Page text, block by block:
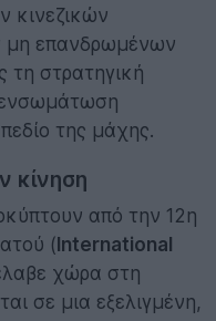
κινεζικών
μη επανδρωμένων
τη στρατηγική
της μάχης.
κίνηση
από την 12η
(International
χώρα στη
σε μια εξελιγμένη,